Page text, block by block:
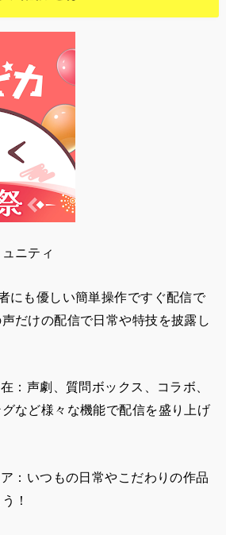
ニティ
にも優しい簡単操作ですぐ配信で
だけの配信で日常や特技を披露し
：声劇、質問ボックス、コラボ、
など様々な機能で配信を盛り上げ
：いつもの日常やこだわりの作品
！